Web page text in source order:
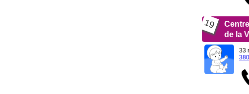
19
de la
33